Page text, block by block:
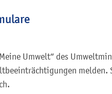
Umwelt“ des
melden.